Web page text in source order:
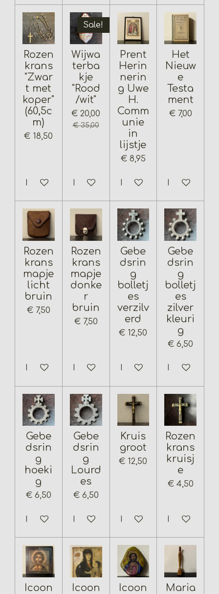
Rozen
krans
"Zwar
t met
koper"
(60,5c
m)
€ 18,50
In winkelwagen
Sale!
Wijwa
terba
kje
"Rood
/wit"
€ 20,00
€ 35,00
In winkelwagen
Prent
Herin
nerin
g Uwe
H.
Comm
unie
in
lijstje
€ 8,95
In winkelwagen
Het
Nieuw
e
Testa
ment
€ 7,00
In
Rozen
krans
mapje
licht
bruin
€ 7,50
In winkelwagen
Rozen
krans
mapje
donke
r
bruin
€ 7,50
In winkelwagen
Gebe
dsrin
g
bolletj
es
verzilv
erd
€ 12,50
In winkelwagen
Gebe
dsrin
g
bolletj
es
zilver
kleuri
g
€ 6,50
In
Gebe
dsrin
g
hoeki
g
€ 6,50
In winkelwagen
Gebe
dsrin
g
Lourd
es
€ 6,50
In winkelwagen
Kruis
groot
€ 12,50
In winkelwagen
Rozen
krans
kruisj
e
€ 4,50
In
Icoon
Icoon
Icoon
Maria